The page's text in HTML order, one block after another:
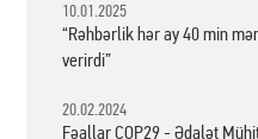
10.01.2025
“Rəhbərlik hər ay 40 min
verirdi”
20.02.2024
Fəallar COP29 - Ədalət